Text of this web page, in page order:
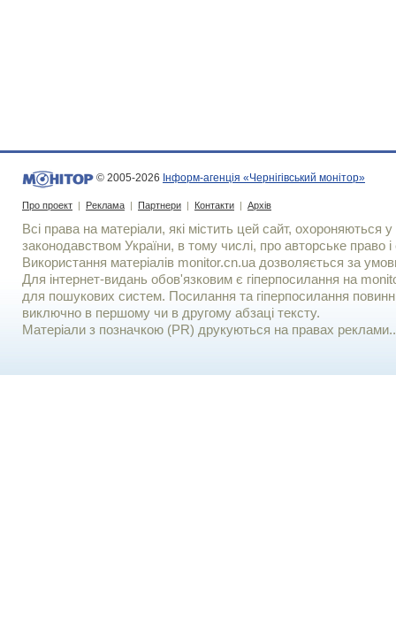
© 2005-2026 Інформ-агенція «Чернігівський монітор»
Про проект | Реклама | Партнери | Контакти | Архів
Всі права на матеріали, які містить цей сайт, охороняються у
законодавством України, в тому числі, про авторське право і
Використання матерiалiв monitor.cn.ua дозволяється за
Для iнтернет-видань обов'язковим є гiперпосилання на
для пошукових систем. Посилання та гіперпосилання
виключно в першому чи в другому абзаці тексту.
Матеріали з позначкою (PR) друкуються на правах реклами..